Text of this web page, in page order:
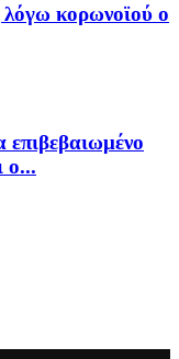
κορωνοϊού ο
επιβεβαιωμένο
ο...